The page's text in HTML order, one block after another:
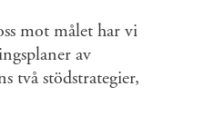
mot målet har vi
av
två stödstrategier,